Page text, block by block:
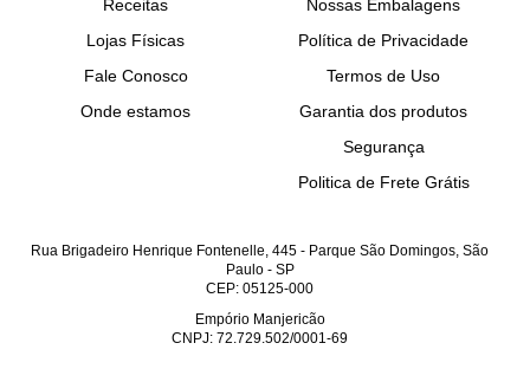
Receitas
Lojas Físicas
Fale Conosco
Onde estamos
Nossas Embalagens
Política de Privacidade
Termos de Uso
Garantia dos produtos
Segurança
Politica de Frete Grátis
Rua Brigadeiro Henrique Fontenelle, 445 - Parque São Domingos, São
Paulo- SP
CEP: 05125-000
Empório Manjericão
CNPJ: 72.729.502/0001-69